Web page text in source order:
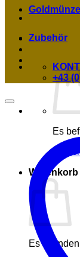
Es
Warenkorb
Es
Zubehör
+43